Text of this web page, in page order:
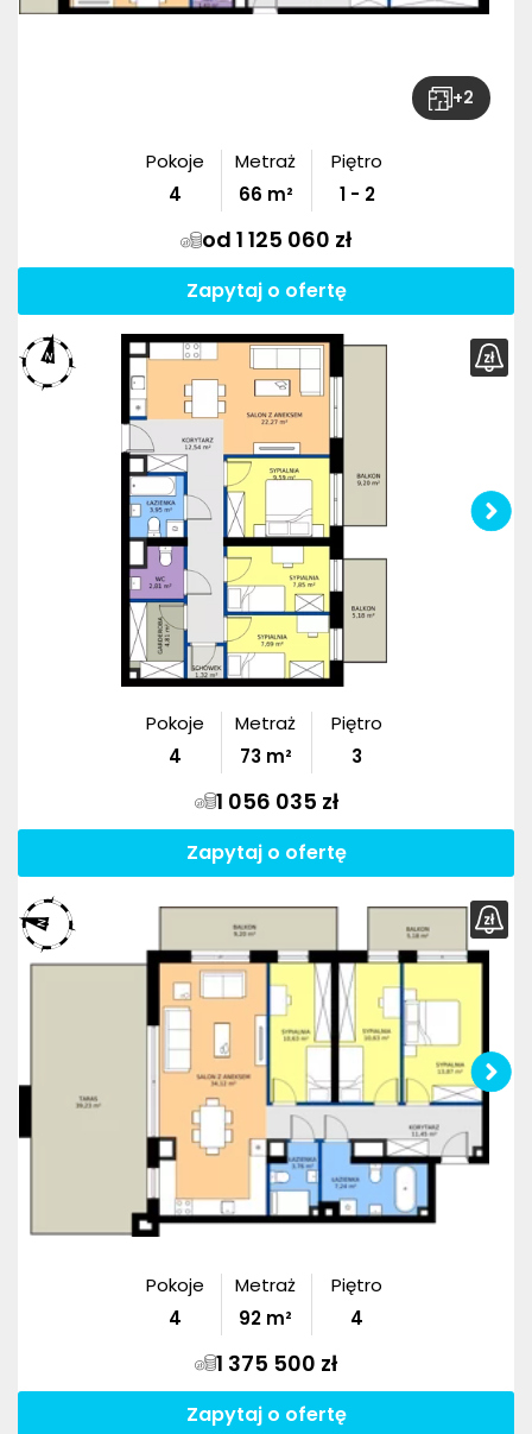
+2
Pokoje
4
Metraż
66 m²
Piętro
1 - 2
od 1 125 060 zł
Zapytaj o ofertę
Pokoje
4
Metraż
73m²
Piętro
3
1 056 035 zł
Zapytaj o ofertę
Pokoje
4
Metraż
92 m²
Piętro
4
1 375 500 zł
Zapytaj o ofertę